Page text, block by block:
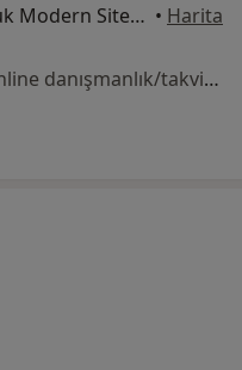
Akkent Mah. 2357.Sok. Onuk Modern Sitesi, Kat.3, Daire 5, Mersin • Harita
Bu uzman ilgili adres için online danışmanlık/takvim sunmuyor.